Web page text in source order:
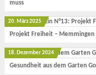
muss
20. März 2025
Projekt Freiheit – Memmingen
18. Dezember 2024
Gesundheit aus dem Garten